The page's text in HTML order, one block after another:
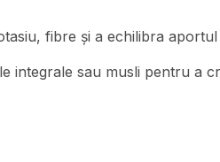
fibre și a echilibra aportul
integrale sau musli pentru a